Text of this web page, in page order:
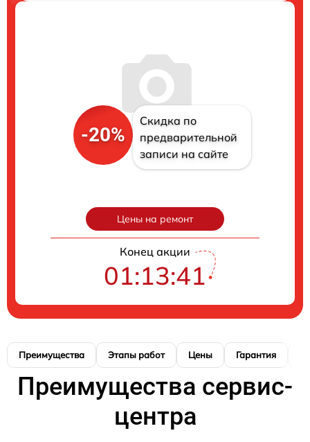
-20%
Скидка по
предварительной
записи на сайте
Цены на ремонт
Конец акции
01:13:41
Преимущества Этапы работ Цены Гарантия
Преимущества сервис-
центра